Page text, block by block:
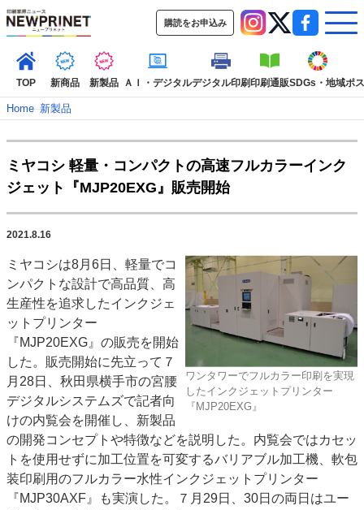
購読をお申込み
TOP 新商品 新製品 ＡＩ・デジタルデジタル印刷印刷通販SDGs・地域ポ
新着記事 特集記事
動画コンテンツ
インタビュー
コレクション
デジタル印刷
印刷通販
SDGs・地域
ポストプレス ビジネス イベント 信用情報
市場・統計
人事・移転・異動・訃報
特集記事カテゴリー一覧
2022 見える化・MIS特集
特集・デジタル印刷 アイデアで勝負！ ～多様なビジネス・多彩な商材～
JAPAN PACK 2023 特集
中古印刷機・製本機特集
特集・デジタル印刷 ～ 新成長軌道を描く
案内
発刊案内
JFPI印刷用語集 印刷機材年鑑
Home–新製品
ミヤコシ 軽量・コンパクトの高速フルカラーインク
ジェット『MJP20EXG』販売開始
2021.8.16
ワンタワーでフルカラー印刷を実現
したインクジェットプリンター
『MJP20EXG』
ミヤコシは8月6日、軽量でコ
ンパクトな設計で高品質、高
生産性を追求したインクジェ
ットプリンター
『MJP20EXG』の販売を開始
した。販売開始に先立って７
月28日、秋田県横手市の宮腰
デジタルシステムズで記者向
けの内覧会を開催し、新製品
の開発コンセプトや特徴などを説明した。内覧会ではカセッ
トを使用せずに加工位置を可変するバリアブル加工機、軟包
装印刷用のフルカラー水性インクジェットプリンター
『MJP30AXF』も実演した。７月29日、30日の両日はユー